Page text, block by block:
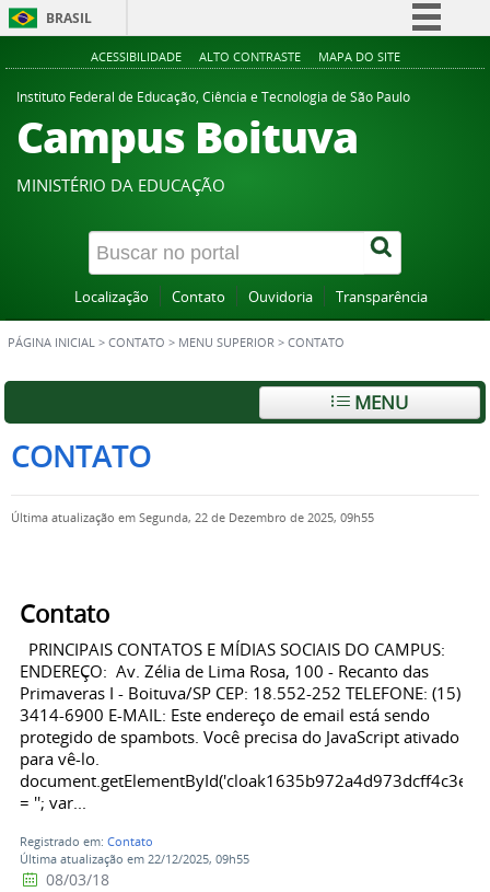
BRASIL
Simplifique!
Comunica BR
Acesso à informação
Canais
ACESSIBILIDADE ALTO CONTRASTE MAPA DO SITE
Instituto Federal de Educação, Ciência e Tecnologia de São Paulo
Campus Boituva
MINISTÉRIO DA EDUCAÇÃO
Localização Contato Ouvidoria Transparência
PÁGINA INICIAL > CONTATO > MENU SUPERIOR > CONTATO
MENU
CONTATO
Última atualização em Segunda, 22 de Dezembro de 2025, 09h55
Contato
PRINCIPAIS CONTATOS E MÍDIAS SOCIAIS DO CAMPUS:
ENDEREÇO: Av. Zélia de Lima Rosa, 100 - Recanto das
Primaveras I - Boituva/SP CEP: 18.552-252 TELEFONE: (15)
3414-6900 E-MAIL: Este endereço de email está sendo
protegido de spambots. Você precisa do JavaScript ativado
para vê-lo.
= ''; var...
Registrado em: Contato
Última atualização em 22/12/2025, 09h55
08/03/18